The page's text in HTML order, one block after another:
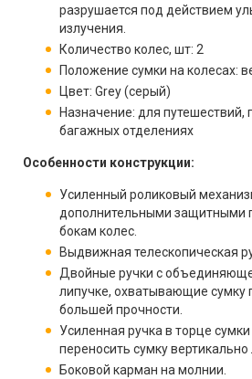
разрушается под действием
излучения.
Количество колес, шт: 2
Положение сумки на колесах:
Цвет: Grey (серый)
Назначение: для путешествий,
багажных отделениях
Особенности конструкции:
Усиленный роликовый
дополнительными защитными
бокам колес.
Выдвижная телескопическая
Двойные ручки с
липучке, охватывающие сумку
большей прочности.
Усиленная ручка в торце
переносить сумку вертикально
Боковой карман на молнии.